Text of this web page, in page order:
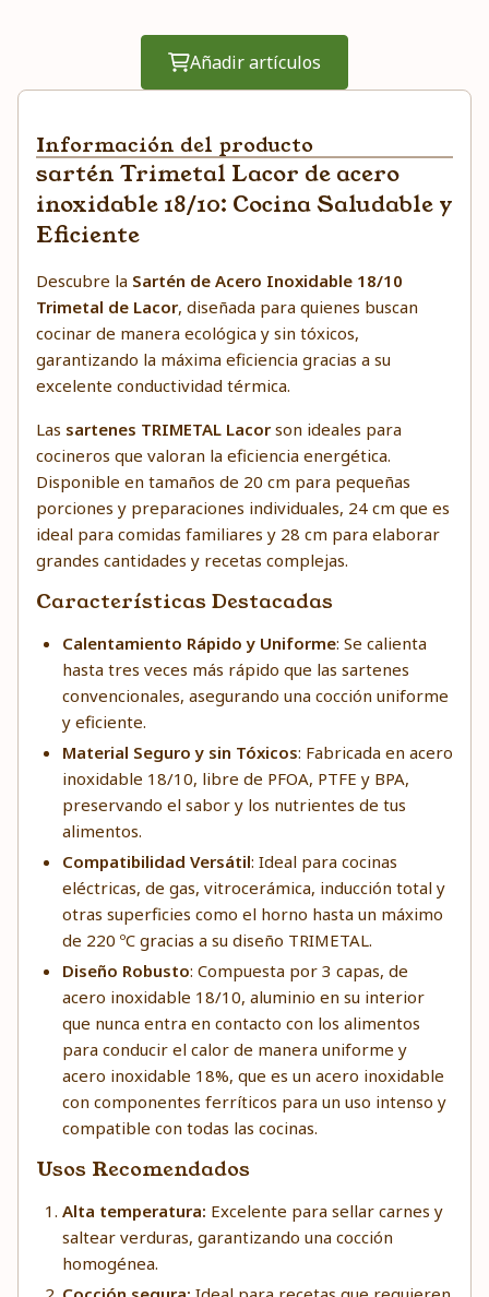
Añadir artículos
Información del producto
sartén Trimetal Lacor de acero
inoxidable 18/10: Cocina Saludable y
Eficiente
Descubre la Sartén de Acero Inoxidable 18/10
Trimetal de Lacor, diseñada para quienes buscan
cocinar de manera ecológica y sin tóxicos,
garantizando la máxima eficiencia gracias a su
excelente conductividad térmica.
Las sartenes TRIMETAL Lacorson ideales para
cocineros que valoran la eficiencia energética.
Disponible en tamaños de 20 cm para pequeñas
porciones y preparaciones individuales, 24 cm que es
ideal para comidas familiares y 28 cm para elaborar
grandes cantidades y recetas complejas.
Características Destacadas
Calentamiento Rápido y Uniforme: Se calienta
hasta tres veces más rápido que las sartenes
convencionales, asegurando una cocción uniforme
y eficiente.
Material Seguro y sin Tóxicos: Fabricada en acero
inoxidable 18/10, libre de PFOA, PTFE y BPA,
preservando el sabor y los nutrientes de tus
alimentos.
Compatibilidad Versátil: Ideal para cocinas
eléctricas, de gas, vitrocerámica, inducción total y
otras superficies como el horno hasta un máximo
de 220 ºC gracias a su diseño TRIMETAL.
Diseño Robusto: Compuesta por 3 capas, de
acero inoxidable 18/10, aluminio en su interior
que nunca entra en contacto con los alimentos
para conducir el calor de manera uniforme y
acero inoxidable 18%, que es un acero inoxidable
con componentes ferríticos para un uso intenso y
compatible con todas las cocinas.
Usos Recomendados
Alta temperatura: Excelente para sellar carnes y
saltear verduras, garantizando una cocción
homogénea.